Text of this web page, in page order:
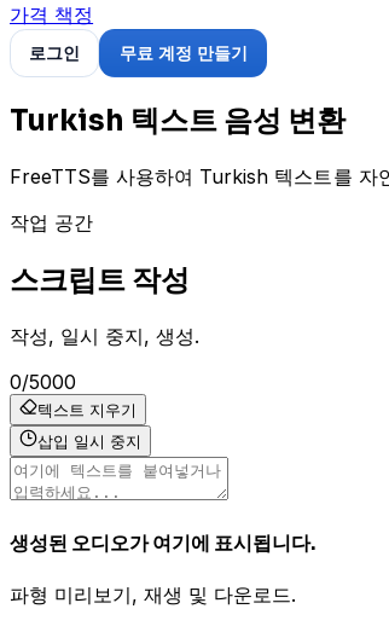
가격 책정
로그인 무료 계정 만들기
Turkish 텍스트 음성 변환
FreeTTS를 사용하여 Turkish 텍스트를 자
작업 공간
스크립트 작성
작성, 일시 중지, 생성.
0/5000
텍스트 지우기
삽입 일시 중지
생성된 오디오가 여기에 표시됩니다.
파형 미리보기, 재생 및 다운로드.